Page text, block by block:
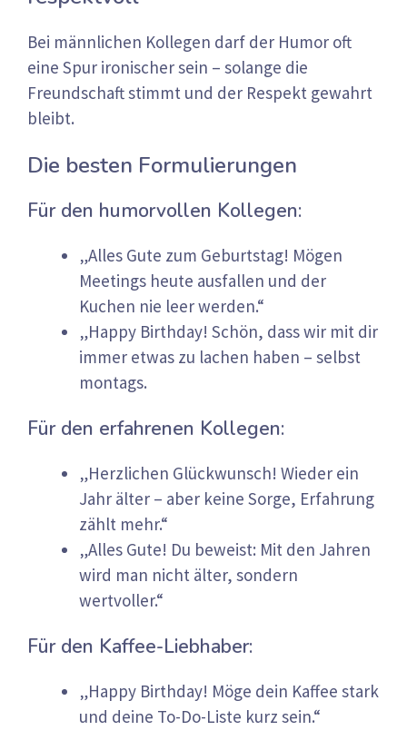
Bei männlichen Kollegen darf der Humor oft
eine Spur ironischer sein – solange die
Freundschaft stimmt und der Respekt gewahrt
bleibt.
Die besten Formulierungen
Für den humorvollen Kollegen:
„Alles Gute zum Geburtstag! Mögen
Meetings heute ausfallen und der
Kuchen nie leer werden.“
„Happy Birthday! Schön, dass wir mit dir
immer etwas zu lachen haben – selbst
montags.
Für den erfahrenen Kollegen:
„Herzlichen Glückwunsch! Wieder ein
Jahr älter – aber keine Sorge, Erfahrung
zählt mehr.“
„Alles Gute! Du beweist: Mit den Jahren
wird man nicht älter, sondern
wertvoller.“
Für den Kaffee-Liebhaber:
„Happy Birthday! Möge dein Kaffee stark
und deine To-Do-Liste kurz sein.“